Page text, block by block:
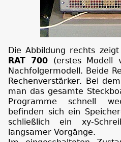
Die Abbildung rechts
RAT 700 (erstes Modell
Nachfolgermodell. Beide
Rechenverstärker. Bei
man das gesamte
Programme schnell
befinden sich ein
schließlich ein xy-
langsamer Vorgänge.